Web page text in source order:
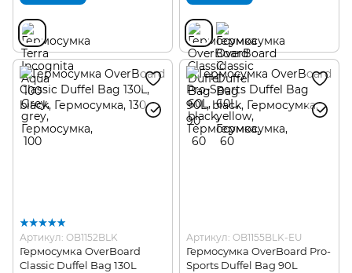
Артикул: OB1152BLK
Гермосумка OverBoard
Classic Duffel Bag 130L
Артикул: OB1155BLK-EU
Гермосумка OverBoard Pro-
Sports Duffel Bag 90L